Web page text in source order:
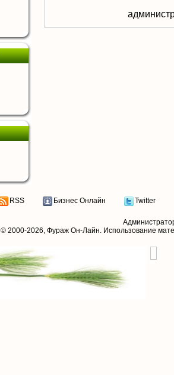
RSS Бизнес Онлайн Twitter
© 2000-2026, Фураж Он-Лайн. Использование